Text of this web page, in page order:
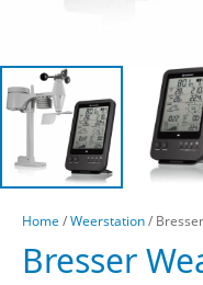
Home /Weerstation/
Bresser